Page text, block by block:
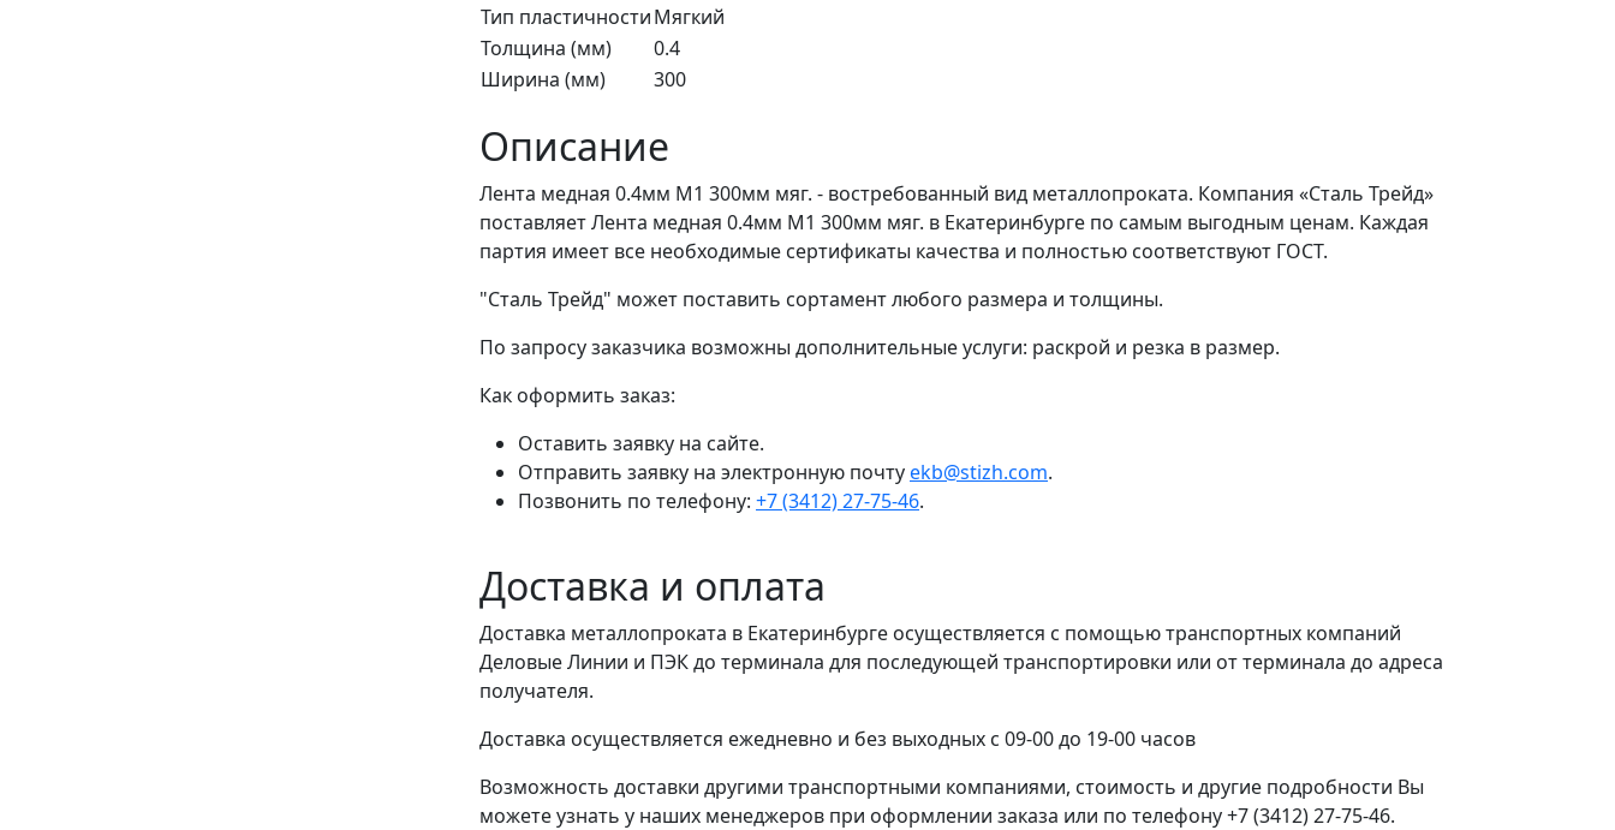
Тип пластичностиМягкий
Толщина (мм)
0.4
Ширина (мм)
300
Описание
Лента медная 0.4мм М1 300мм мяг. - востребованный вид металлопроката. Компания «Сталь Трейд»
поставляет Лента медная 0.4мм М1 300мм мяг. в Екатеринбурге по самым выгодным ценам. Каждая
партия имеет все необходимые сертификаты качества и полностью соответствуют ГОСТ.
"Сталь Трейд" может поставить сортамент любого размера и толщины.
По запросу заказчика возможны дополнительные услуги: раскрой и резка в размер.
Как оформить заказ:
Оставить заявку на сайте.
Отправить заявку на электронную почтуekb@stizh.com.
Позвонить по телефону: +7 (3412) 27-75-46.
Доставка и оплата
Доставка металлопроката в Екатеринбурге осуществляется с помощью транспортных компаний
Деловые Линии и ПЭК до терминала для последующей транспортировки или от терминала до адреса
получателя.
Доставка осуществляется ежедневно и без выходных с 09-00 до 19-00 часов
Возможность доставки другими транспортными компаниями, стоимость и другие подробности Вы
можете узнать у наших менеджеров при оформлении заказа или по телефону +7 (3412) 27-75-46.